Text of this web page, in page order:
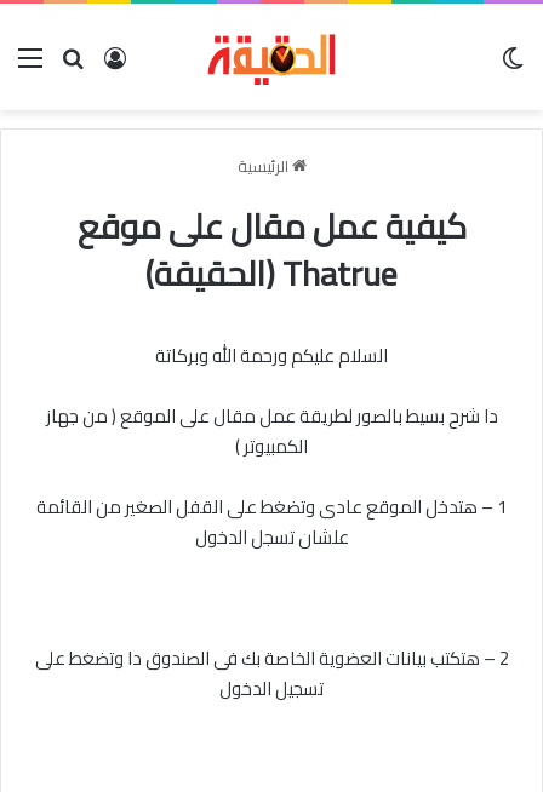
بحث عنتسجيل
الرئيسية
كيفية عمل مقال على موقع
Thatrue (الحقيقة)
السلام عليكم ورحمة الله وبركاتة
دا شرح بسيط بالصور لطريقة عمل مقال على الموقع ( من جهاز
الكمبيوتر )
1 – هتدخل الموقع عادى وتضغط على القفل الصغير من القائمة
علشان تسجل الدخول
2 – هتكتب بيانات العضوية الخاصة بك فى الصندوق دا وتضغط على
تسجيل الدخول